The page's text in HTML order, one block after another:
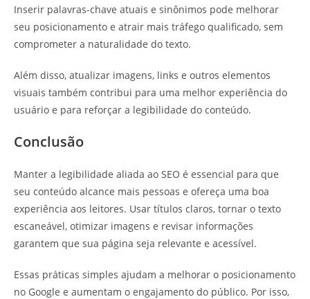
Inserir palavras-chave atuais e sinônimos pode melhorar
seu posicionamento e atrair mais tráfego qualificado, sem
comprometer a naturalidade do texto.
Além disso, atualizar imagens, links e outros elementos
visuais também contribui para uma melhor experiência do
usuário e para reforçar a legibilidade do conteúdo.
Conclusão
Manter a legibilidade aliada ao SEO é essencial para que
seu conteúdo alcance mais pessoas e ofereça uma boa
experiência aos leitores. Usar títulos claros, tornar o texto
escaneável, otimizar imagens e revisar informações
garantem que sua página seja relevante e acessível.
Essas práticas simples ajudam a melhorar o posicionamento
no Google e aumentam o engajamento do público. Por isso,